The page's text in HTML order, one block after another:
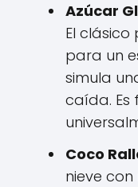
Azúcar
El clásico
para un
simula
caída. Es
Coco
nieve